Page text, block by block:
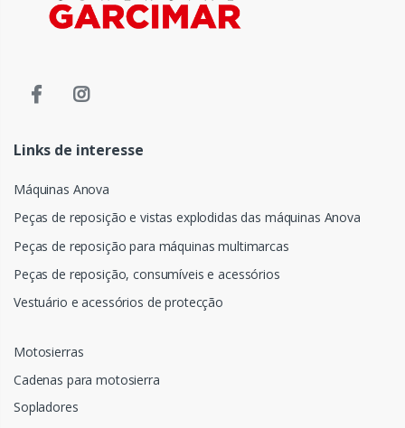
Links de interesse
Máquinas Anova
Peças de reposição e vistas explodidas das máquinas Anova
Peças de reposição para máquinas multimarcas
Peças de reposição, consumíveis e acessórios
Vestuário e acessórios de protecção
Motosierras
Cadenas para motosierra
Sopladores